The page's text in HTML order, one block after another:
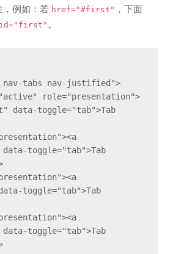
，例如：若 href="#first" ，下面
id="first" 。
nav-tabs nav-justified">
data-toggle="tab">Tab
data-toggle="tab">Tab
toggle="tab">Tab
toggle="tab">Tab